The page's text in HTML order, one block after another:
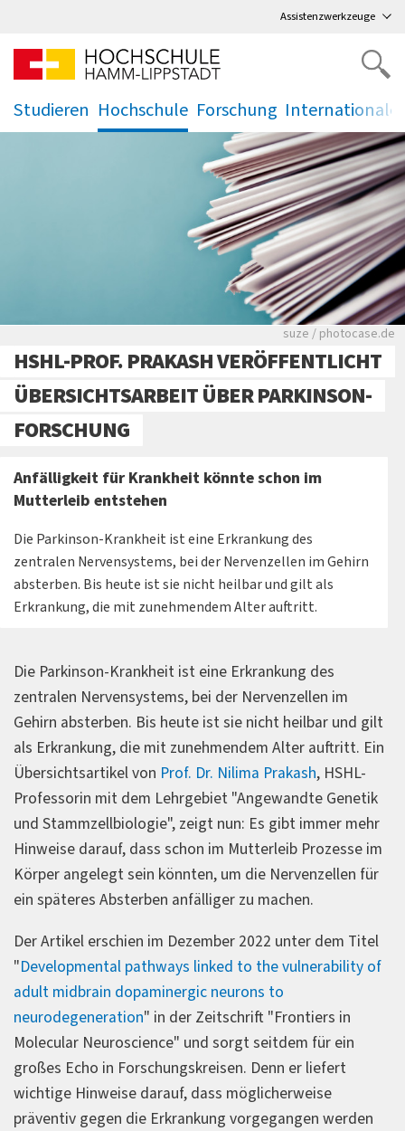
Assistenzwerkzeuge
Studieren
.
Hochschule
.
Forschung
. .
Viele Zeitungen.
suze / photocase.de
HSHL-PROF. PRAKASH VERÖFFENTLICHT
ÜBERSICHTSARBEIT ÜBER PARKINSON-
FORSCHUNG
Anfälligkeit für Krankheit könnte schon im
Mutterleib entstehen
Die Parkinson-Krankheit ist eine Erkrankung des
zentralen Nervensystems, bei der Nervenzellen im Gehirn
absterben. Bis heute ist sie nicht heilbar und gilt als
Erkrankung, die mit zunehmendem Alter auftritt.
Die Parkinson-Krankheit ist eine Erkrankung des
zentralen Nervensystems, bei der Nervenzellen im
Gehirn absterben. Bis heute ist sie nicht heilbar und gilt
als Erkrankung, die mit zunehmendem Alter auftritt. Ein
Übersichtsartikel von Prof. Dr. Nilima Prakash, HSHL-
Professorin mit dem Lehrgebiet "Angewandte Genetik
und Stammzellbiologie", zeigt nun: Es gibt immer mehr
Hinweise darauf, dass schon im Mutterleib Prozesse im
Körper angelegt sein könnten, um die Nervenzellen für
ein späteres Absterben anfälliger zu machen.
Der Artikel erschien im Dezember 2022 unter dem Titel
"Developmental pathways linked to the vulnerability of
adult midbrain dopaminergic neurons to
neurodegeneration" in der Zeitschrift "Frontiers in
Molecular Neuroscience" und sorgt seitdem für ein
großes Echo in Forschungskreisen. Denn er liefert
wichtige Hinweise darauf, dass möglicherweise
präventiv gegen die Erkrankung vorgegangen werden